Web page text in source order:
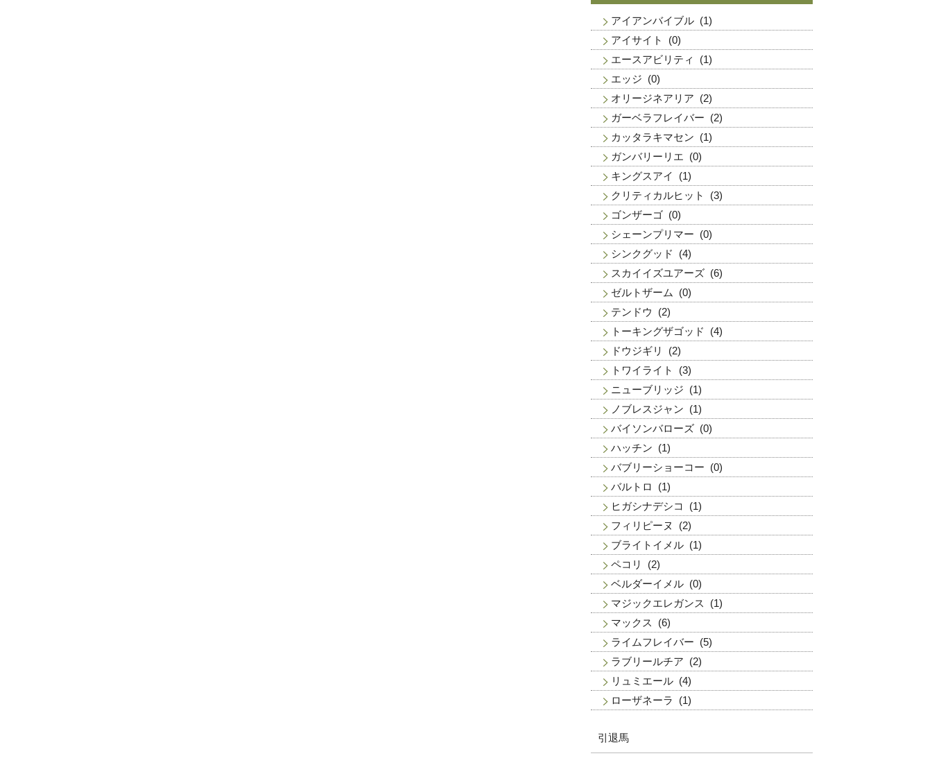
アイアンバイブル (1)
アイサイト
(0)
エースアビリティ
(1)
エッジ (0)
オリージネアリア (2)
ガーベラフレイバー (2)
カッタラキマセン (1)
ガンバリーリエ (0)
キングスアイ
(1)
クリティカルヒット
(3)
ゴンザーゴ (0)
シェーンプリマー (0)
シンクグッド
(4)
スカイイズユアーズ (6)
ゼルトザーム
(0)
テンドウ
(2)
トーキングザゴッド
(4)
ドウジギリ
(2)
トワイライト
(3)
ニューブリッジ (1)
ノブレスジャン (1)
バイソンバローズ (0)
ハッチン (1)
バブリーショーコー (0)
バルトロ
(1)
ヒガシナデシコ
(1)
フィリピーヌ
(2)
ブライトイメル (1)
ペコリ
(2)
ベルダーイメル (0)
マジックエレガンス
(1)
マックス
(6)
ライムフレイバー (5)
ラブリールチア (2)
リュミエール (4)
ローザネーラ
(1)
引退馬